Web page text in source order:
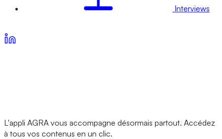
Interviews
L'appli AGRA vous accompagne désormais partout. Accédez
à tous vos contenus en un clic.